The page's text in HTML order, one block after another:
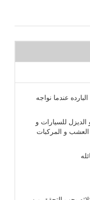
عندما نواجه
للسيارات و
العشب و المركبات